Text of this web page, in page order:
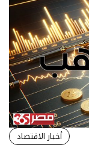
أخبار الاقتصاد